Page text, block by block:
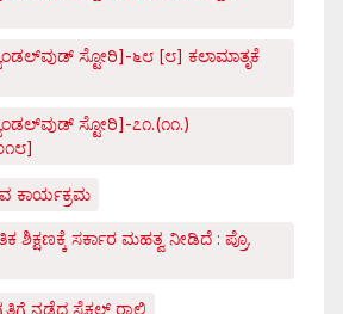
ಸ್ಟೋರಿ]-೬೮ [೮] ಕಲಾಮಾತೃಕೆ
ಸ್ಟೋರಿ]-೭೧.(೧೧.)
ಕಾರ್ಯಕ್ರಮ
ಶಿಕ್ಷಣಕ್ಕೆ ಸರ್ಕಾರ ಮಹತ್ವ ನೀಡಿದೆ : ಪ್ರೊ.
ನಡೆದ ಸೈಕಲ್ ರ್‍ಯಾಲಿ